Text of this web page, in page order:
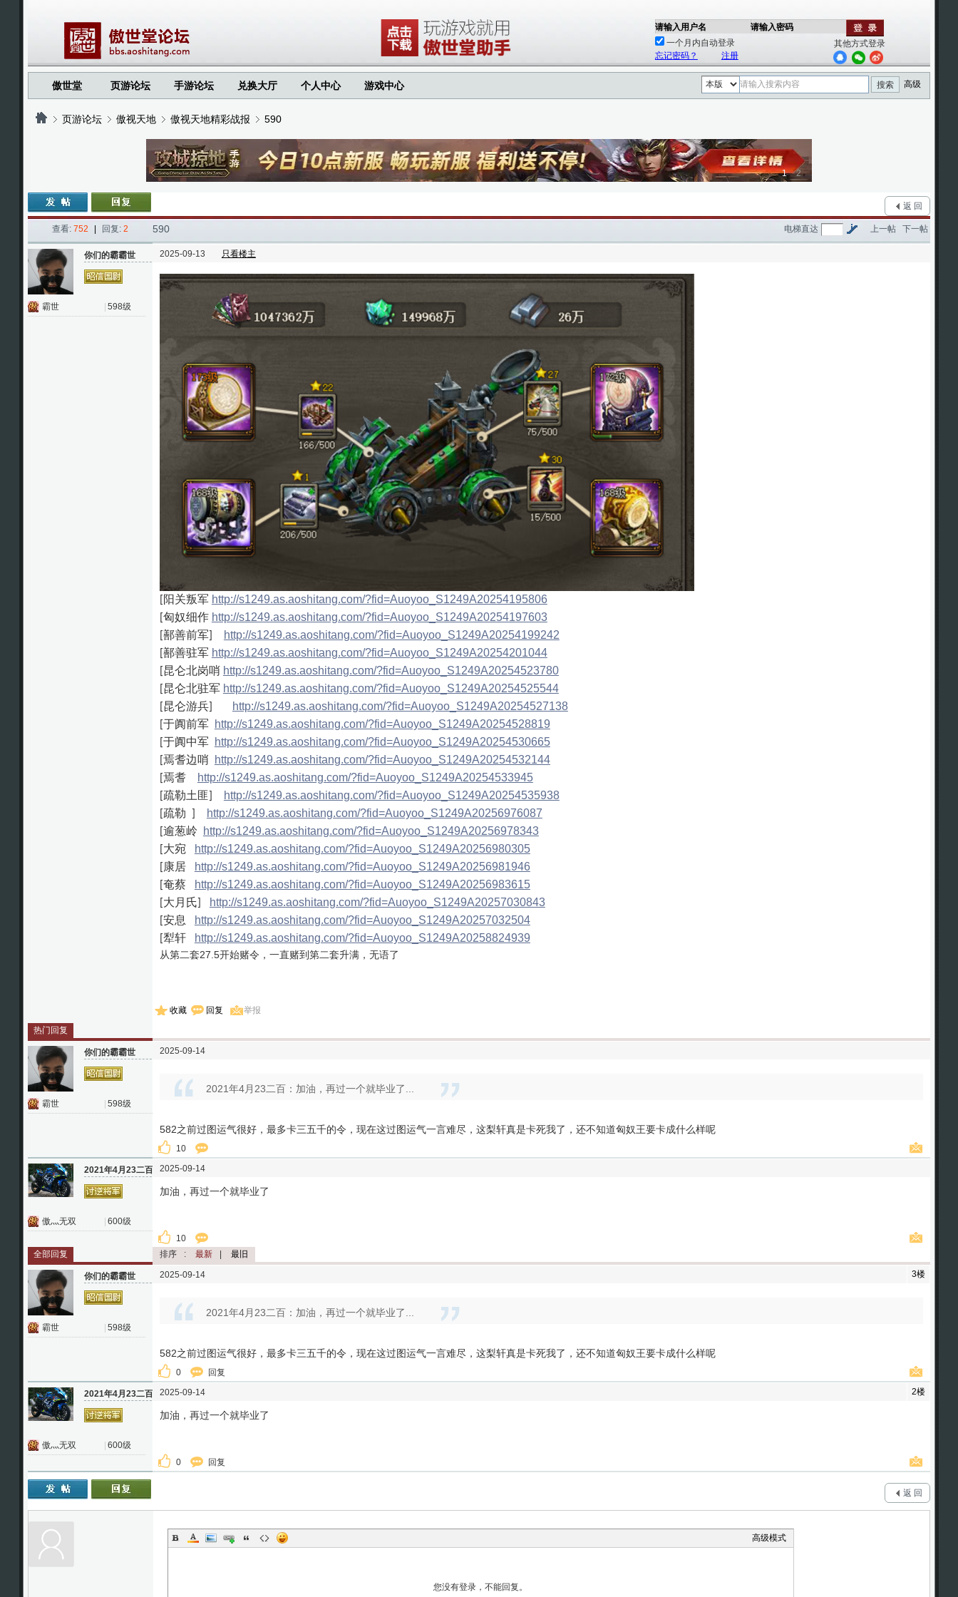
请输入用户名
请输入密码
一个月内自动登录
忘记密码？
注册
其他方式登录
傲世堂 页游论坛 手游论坛 兑换大厅 个人中心 游戏中心 搜索 高级
页游论坛 傲视天地
›
傲视天地精彩战报 590
1 2
返 回
查看: 752 回复: 2 590 上一帖 下一帖
电梯直达
你们的霸霸世
霸世 598级
2025-09-13 只看楼主
阳关叛军 http://s1249.as.aoshitang.com/?fid=Auoyoo_S1249A20254195806
匈奴细作 http://s1249.as.aoshitang.com/?fid=Auoyoo_S1249A20254197603
鄯善前军] http://s1249.as.aoshitang.com/?fid=Auoyoo_S1249A20254199242
鄯善驻军 http://s1249.as.aoshitang.com/?fid=Auoyoo_S1249A20254201044
昆仑北岗哨 http://s1249.as.aoshitang.com/?fid=Auoyoo_S1249A20254523780
昆仑北驻军 http://s1249.as.aoshitang.com/?fid=Auoyoo_S1249A20254525544
昆仑游兵] http://s1249.as.aoshitang.com/?fid=Auoyoo_S1249A20254527138
于阗前军 http://s1249.as.aoshitang.com/?fid=Auoyoo_S1249A20254528819
于阗中军 http://s1249.as.aoshitang.com/?fid=Auoyoo_S1249A20254530665
焉耆边哨 http://s1249.as.aoshitang.com/?fid=Auoyoo_S1249A20254532144
焉耆 http://s1249.as.aoshitang.com/?fid=Auoyoo_S1249A20254533945
疏勒土匪 http://s1249.as.aoshitang.com/?fid=Auoyoo_S1249A20254535938
疏勒 http://s1249.as.aoshitang.com/?fid=Auoyoo_S1249A20256976087
逾葱岭 http://s1249.as.aoshitang.com/?fid=Auoyoo_S1249A20256978343
大宛 http://s1249.as.aoshitang.com/?fid=Auoyoo_S1249A20256980305
康居 http://s1249.as.aoshitang.com/?fid=Auoyoo_S1249A20256981946
奄蔡 http://s1249.as.aoshitang.com/?fid=Auoyoo_S1249A20256983615
大月氏 http://s1249.as.aoshitang.com/?fid=Auoyoo_S1249A20257030843
安息 http://s1249.as.aoshitang.com/?fid=Auoyoo_S1249A20257032504
犁轩 http://s1249.as.aoshitang.com/?fid=Auoyoo_S1249A20258824939
从第二套27.5开始赌令，一直赌到第二套升满，无语了
收藏 回复
举报
热门回复
你们的霸霸世
霸世 598级
2025-09-14
2021年4月23二百：加油，再过一个就毕业了...
582之前过图运气很好，最多卡三五千的令，现在这过图运气一言难尽，这梨轩真是卡死我了，还不知道匈奴王要卡成什么样呢
10
2021年4月23二百
傲灬无双 600级
2025-09-14
加油，再过一个就毕业了
10
全部回复
排序 : 最新 最旧
你们的霸霸世
霸世 598级
3楼
2025-09-14
2021年4月23二百：加油，再过一个就毕业了...
582之前过图运气很好，最多卡三五千的令，现在这过图运气一言难尽，这梨轩真是卡死我了，还不知道匈奴王要卡成什么样呢
0 回复
2021年4月23二百
傲灬无双 600级
2楼
2025-09-14
加油，再过一个就毕业了
0 回复
返 回
高级模式